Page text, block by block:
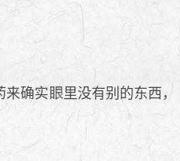
来确实
里没有别的东西，